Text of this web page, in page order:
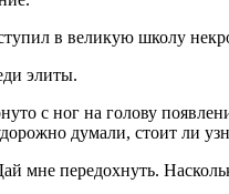
в великую школу
элиты.
с ног на голову
думали, стоит ли
мне передохнуть.